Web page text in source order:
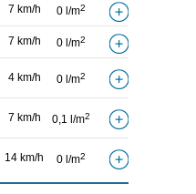
7 km/h 0 l/m2
7 km/h 0 l/m2
4 km/h 0 l/m2
7 km/h 0,1 l/m2
14 km/h 0 l/m2